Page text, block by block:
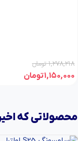
۱,۲۷۸,۲۱۸تومان
۱,۱۵۰,۰۰۰تومان
محصولاتی که